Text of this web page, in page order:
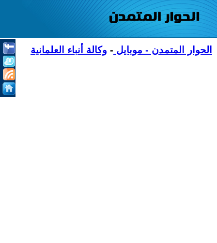
الحوار المتمدن - موبايل - وكالة أنباء العلمانية